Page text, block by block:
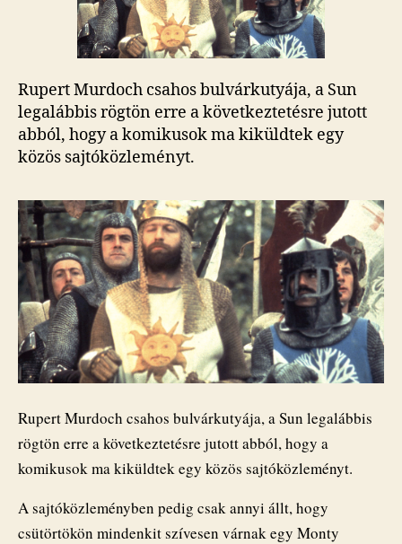
Rupert Murdoch csahos bulvárkutyája, a Sun
legalábbis rögtön erre a következtetésre jutott
abból, hogy a komikusok ma kiküldtek egy
közös sajtóközleményt.
Rupert Murdoch csahos bulvárkutyája, a Sun legalábbis
rögtön erre a következtetésre jutott abból, hogy a
komikusok ma kiküldtek egy közös sajtóközleményt.
A sajtóközleményben pedig csak annyi állt, hogy
csütörtökön mindenkit szívesen várnak egy Monty